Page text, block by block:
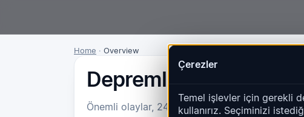
Çerezler
Temel işlevler için gerekli
kullanırız. Seçiminizi
Home · Overview
Depremler – Genel Bakış
Önemli olaylar, 24 saatlik aktivite, en aktif